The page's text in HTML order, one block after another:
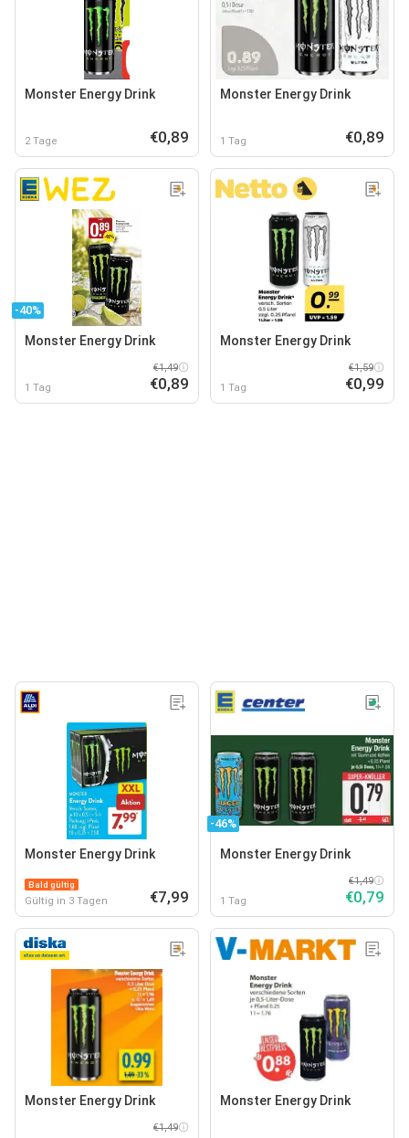
Monster Energy Drink
2 Tage €0,89
Monster Energy Drink
1 Tag €0,89
-40%
Monster Energy Drink
1 Tag
€1,49
€0,89
Monster Energy Drink
1 Tag
€1,59
€0,99
Monster Energy Drink
Bald gültig
Gültig in 3 Tagen €7,99
-46%
Monster Energy Drink
1 Tag
€1,49
€0,79
Monster Energy Drink
€1,49
Monster Energy Drink